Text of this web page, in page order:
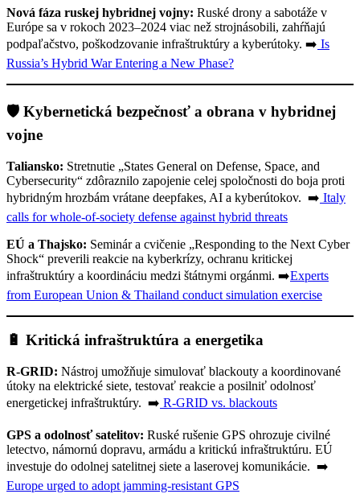
Nová fáza ruskej hybridnej vojny: Ruské drony a sabotáže v
Európe sa v rokoch 2023–2024 viac než strojnásobili, zahŕňajú
podpaľačstvo, poškodzovanie infraštruktúry a kyberútoky. ➡️ Is
Russia’s Hybrid War Entering a New Phase?
🛡️ Kybernetická bezpečnosť a obrana v hybridnej
vojne
Taliansko: Stretnutie „States General on Defense, Space, and
Cybersecurity“ zdôraznilo zapojenie celej spoločnosti do boja proti
hybridným hrozbám vrátane deepfakes, AI a kyberútokov. ➡️ Italy
calls for whole-of-society defense against hybrid threats
EÚ a Thajsko: Seminár a cvičenie „Responding to the Next Cyber
Shock“ preverili reakcie na kyberkrízy, ochranu kritickej
infraštruktúry a koordináciu medzi štátnymi orgánmi. ➡️Experts
from European Union & Thailand conduct simulation exercise
🔋 Kritická infraštruktúra a energetika
R-GRID: Nástroj umožňuje simulovať blackouty a koordinované
útoky na elektrické siete, testovať reakcie a posilniť odolnosť
energetickej infraštruktúry. ➡️ R-GRID vs. blackouts
GPS a odolnosť satelitov: Ruské rušenie GPS ohrozuje civilné
letectvo, námornú dopravu, armádu a kritickú infraštruktúru. EÚ
investuje do odolnej satelitnej siete a laserovej komunikácie. ➡️
Europe urged to adopt jamming-resistant GPS